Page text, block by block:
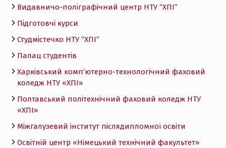
Видавничо-поліграфічний центр НТУ “ХПІ”
Підготовчі курси
Студмістечко НТУ “ХПІ”
Палац студентів
Харківський комп’ютерно-технологічний фаховий
коледж НТУ «ХПI»
Полтавський політехнічний фаховий коледж НТУ
«ХПI»
Міжгалузевий інститут післядипломної освіти
Освітній центр «Німецький технічний факультет»